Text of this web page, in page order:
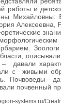
работы и
Михайловны:
– давали
с живыми
Почвоведы –
почвенный
systems.ru/